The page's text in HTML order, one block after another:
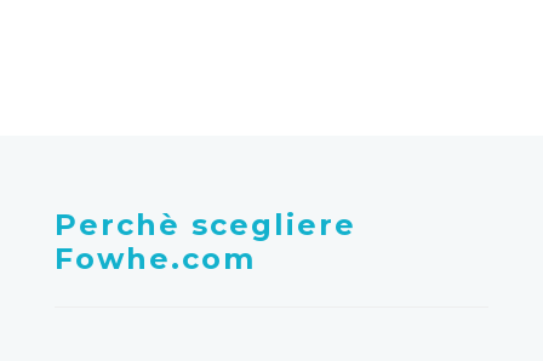
Perchè scegliere
Fowhe.com